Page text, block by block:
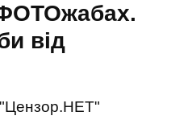
від
"Цензор.НЕТ"